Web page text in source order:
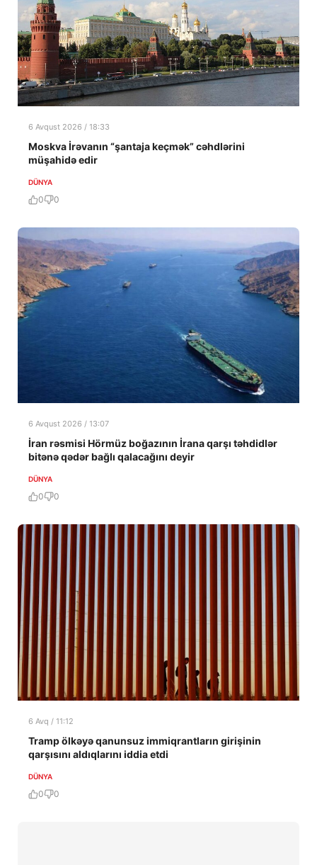
6 Avqust 2026 / 18:33
Moskva İrəvanın “şantaja keçmək” cəhdlərini
müşahidə edir
DÜNYA
0 0
6 Avqust 2026 / 13:07
İran rəsmisi Hörmüz boğazının İrana qarşı təhdidlər
bitənə qədər bağlı qalacağını deyir
DÜNYA
0 0
6 Avq / 11:12
Tramp ölkəyə qanunsuz immiqrantların girişinin
qarşısını aldıqlarını iddia etdi
DÜNYA
0 0